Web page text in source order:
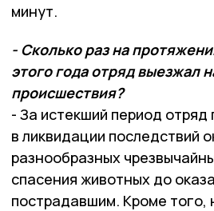
минут.
- Сколько раз на
этого года отряд выезжал
происшествия?
- За истекший период отряд
в ликвидации последствий
разнообразных
спасения животных до
пострадавшим. Кроме того,